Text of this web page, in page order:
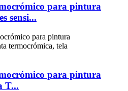
para pintura
sensi...
para pintura
T...